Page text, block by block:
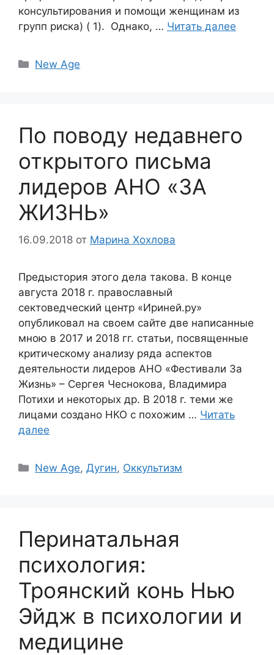
консультирования и помощи женщинам из
групп риска) ( 1). Однако, … Читать далее
Рубрики
New Age
По поводу недавнего
открытого письма
лидеров АНО «ЗА
ЖИЗНЬ»
16.09.2018 от Марина Хохлова
Предыстория этого дела такова. В конце
августа 2018 г. православный
сектоведческий центр «Ириней.ру»
опубликовал на своем сайте две написанные
мною в 2017 и 2018 гг. статьи, посвященные
критическому анализу ряда аспектов
деятельности лидеров АНО «Фестивали За
Жизнь» – Сергея Чеснокова, Владимира
Потихи и некоторых др. В 2018 г. теми же
лицами создано НКО с похожим … Читать
далее
Рубрики
New Age,Дугин, Оккультизм
Перинатальная
психология:
Троянский конь Нью
Эйдж в психологии и
медицине